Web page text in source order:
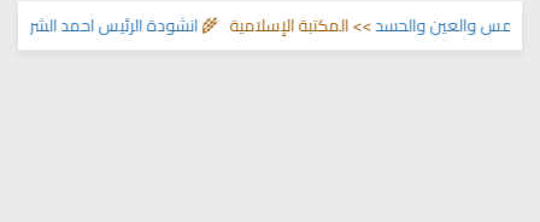
انشودة الرئيس احمد الشرع>> والعين والحسد>> المكتبة الإسلامية 🌾